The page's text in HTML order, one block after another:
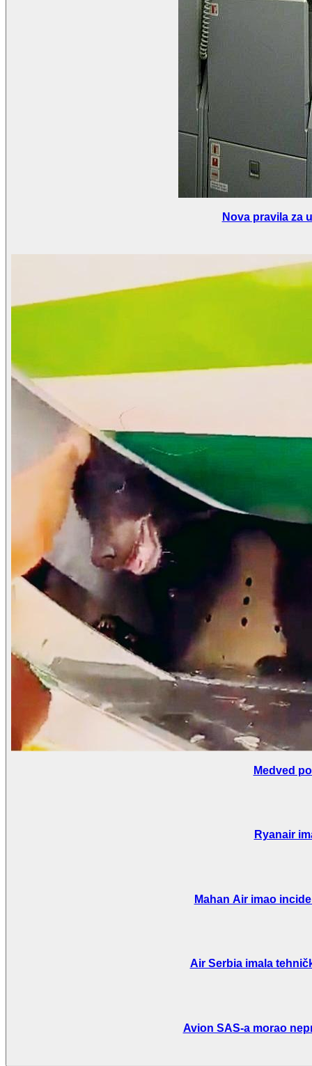
Nova pravila za
Medved
Ryanair
Mahan Air imao
Air Serbia imala
Avion SAS-a morao